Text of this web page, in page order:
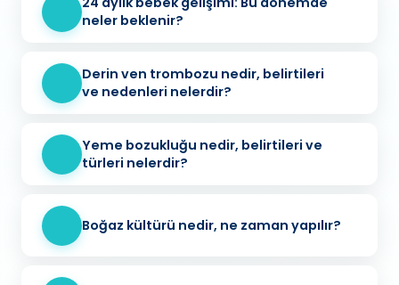
neler beklenir?
Derin ven trombozu nedir, belirtileri
ve nedenleri nelerdir?
Yeme bozukluğu nedir, belirtileri ve
türleri nelerdir?
Boğaz kültürü nedir, ne zaman yapılır?